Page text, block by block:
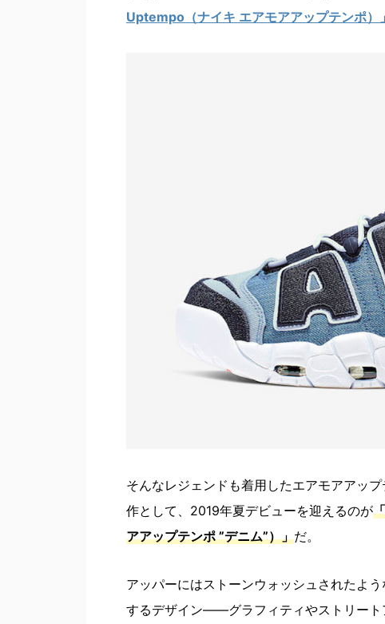
Uptempo（ナイキ エアモアアップテンポ）」
そんなレジェンドも着用したエアモアアッ
作として、2019年夏デビューを迎えるのが
アアップテンポ ”デニム”）」だ。
アッパーにはストーンウォッシュされたよ
するデザイン――グラフィティやストリート